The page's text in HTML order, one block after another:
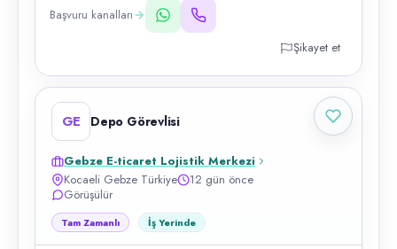
Başvuru kanalları
Şikayet et
GE Depo Görevlisi
Gebze E-ticaret Lojistik Merkezi
Kocaeli Gebze Türkiye
12 gün önce
Görüşülür
Tam Zamanlı İş Yerinde